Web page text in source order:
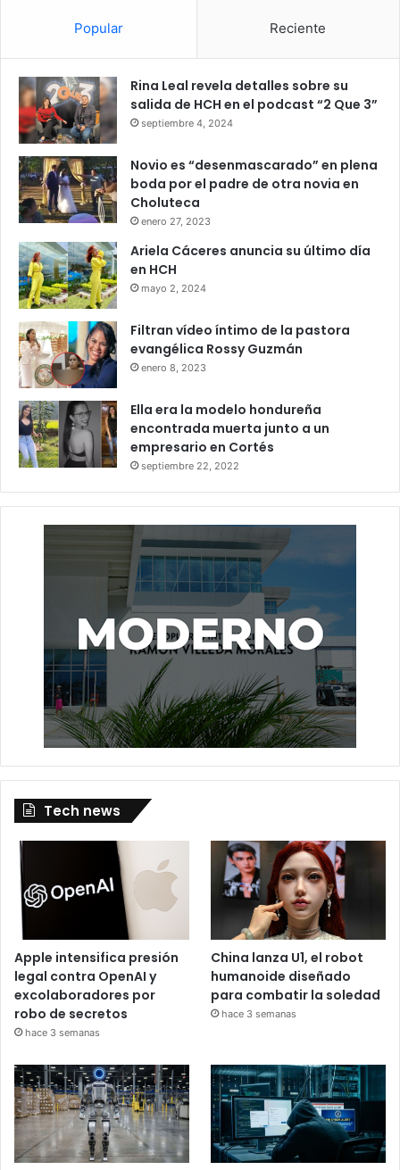
Popular Reciente
Rina Leal revela detalles sobre su
salida de HCH en el podcast “2 Que 3”
septiembre 4, 2024
Novio es “desenmascarado” en plena
boda por el padre de otra novia en
Choluteca
enero 27, 2023
Ariela Cáceres anuncia su último día
en HCH
mayo 2, 2024
Filtran vídeo íntimo de la pastora
evangélica Rossy Guzmán
enero 8, 2023
Ella era la modelo hondureña
encontrada muerta junto a un
empresario en Cortés
septiembre 22, 2022
Tech news
Apple intensifica presión
legal contra OpenAI y
excolaboradores por
robo de secretos
hace 3 semanas
China lanza U1, el robot
humanoide diseñado
para combatir la soledad
hace 3 semanas